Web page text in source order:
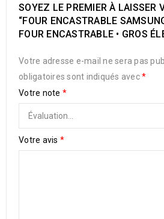
SOYEZ LE PREMIER À LAISSER
“FOUR ENCASTRABLE
FOUR ENCASTRABLE • GROS
Votre adresse e-mail ne sera pas
obligatoires sont indiqués avec*
Votre note *
Votre avis *